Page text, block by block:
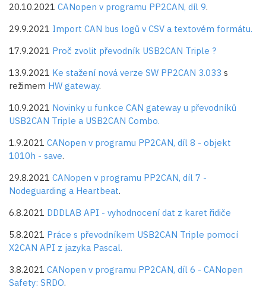
20.10.2021 CANopen v programu PP2CAN, díl 9.
29.9.2021 Import CAN bus logů v CSV a textovém formátu.
17.9.2021 Proč zvolit převodník USB2CAN Triple ?
13.9.2021 Ke stažení nová verze SW PP2CAN 3.033 s
režimem HW gateway.
10.9.2021 Novinky u funkce CAN gateway u převodníků
USB2CAN Triple a USB2CAN Combo.
1.9.2021 CANopen v programu PP2CAN, díl 8 - objekt
1010h - save.
29.8.2021 CANopen v programu PP2CAN, díl 7 -
Nodeguarding a Heartbeat.
6.8.2021 DDDLAB API - vyhodnocení dat z karet řidiče
5.8.2021 Práce s převodníkem USB2CAN Triple pomocí
X2CAN API z jazyka Pascal.
3.8.2021 CANopen v programu PP2CAN, díl 6 - CANopen
Safety: SRDO.